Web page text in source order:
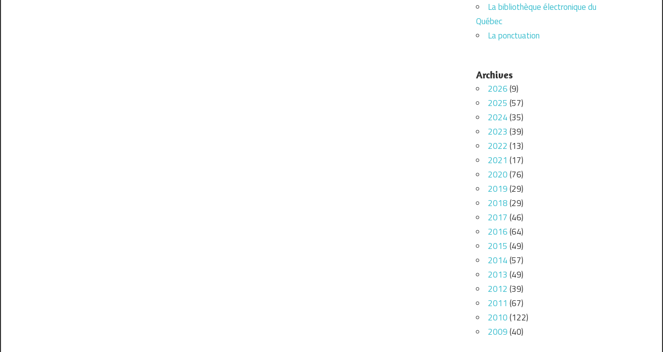
La bibliothèque électronique du
Québec
La ponctuation
Archives
2026(9)
2025 (57)
2024(35)
2023 (39)
2022 (13)
2021 (17)
2020(76)
2019(29)
2018(29)
2017 (46)
2016(64)
2015 (49)
2014(57)
2013 (49)
2012 (39)
2011 (67)
2010(122)
2009(40)